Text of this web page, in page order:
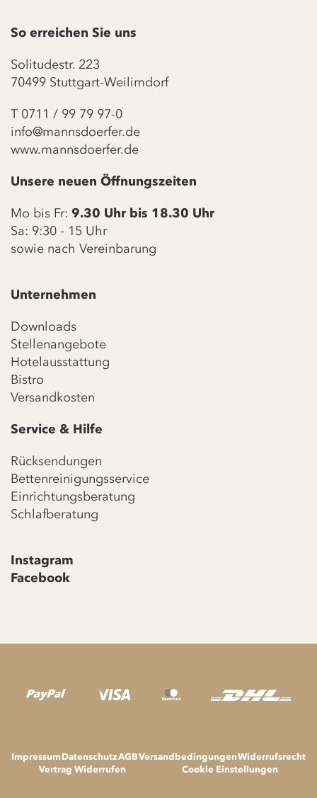
So erreichen Sie uns
Solitudestr. 223
70499 Stuttgart-Weilimdorf
T 0711 / 99 79 97-0
info@mannsdoerfer.de
www.mannsdoerfer.de
Unsere neuen Öffnungszeiten
Mo bis Fr: 9.30 Uhr bis 18.30 Uhr
Sa: 9:30 - 15 Uhr
sowie nach Vereinbarung
Unternehmen
Downloads
Stellenangebote
Hotelausstattung
Bistro
Versandkosten
Service & Hilfe
Rücksendungen
Bettenreinigungsservice
Einrichtungsberatung
Schlafberatung
Instagram
Facebook
ImpressumDatenschutzAGBVersandbedingungenWiderrufsrecht
Vertrag Widerrufen
Cookie Einstellungen